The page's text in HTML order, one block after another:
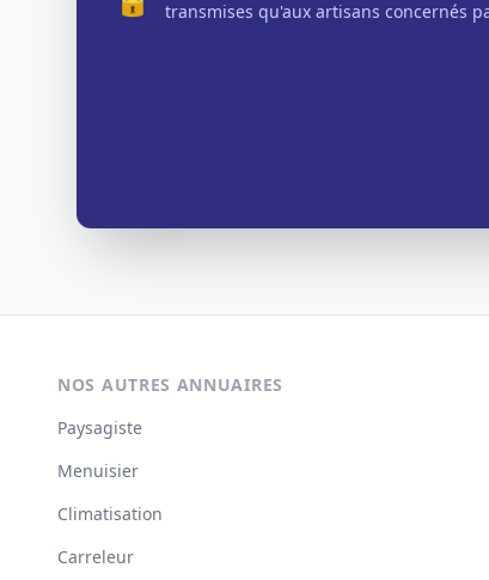
transmises qu'aux artisans concernés
NOS AUTRES ANNUAIRES
Paysagiste
Menuisier
Climatisation
Carreleur